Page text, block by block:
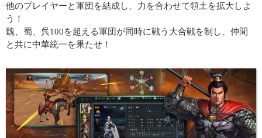
他のプレイヤーと軍団を結成し、力を合わせて領土を拡大しよ
う！
魏、蜀、呉100を超える軍団が同時に戦う大合戦を制し、仲間
と共に中華統一を果たせ！